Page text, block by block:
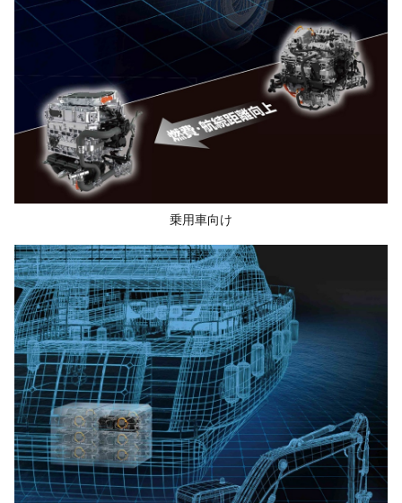
乗用車向け